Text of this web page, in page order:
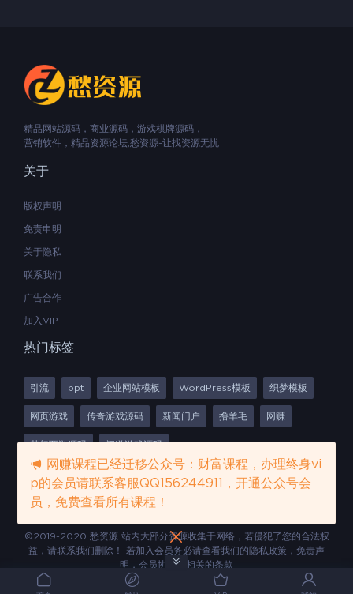
精品网站源码，商业源码，游戏棋牌源码，
营销软件，精品资源论坛,愁资源-让找资源无忧
关于
版权声明
免责申明
关于隐私
联系我们
广告合作
加入VIP
热门标签
引流 ppt 企业网站模板 WordPress模板 织梦模板
网页游戏 传奇游戏源码 新闻门户 撸羊毛 网赚
梦幻西游源码 问道游戏源码
©2019-2020 愁资源 站内大部分资源收集于网络，若侵犯了您的合法权
益，请联系我们删除！ 若加入会员务必请查看我们的隐私政策，免责声
明，会员协议等相关的条款
网赚课程已经迁移公众号：财富课程，办理终身vi
p的会员请联系客服QQ156244911，开通公众号会
员，免费查看所有课程！